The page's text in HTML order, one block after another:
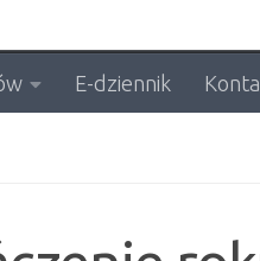
E-dziennik